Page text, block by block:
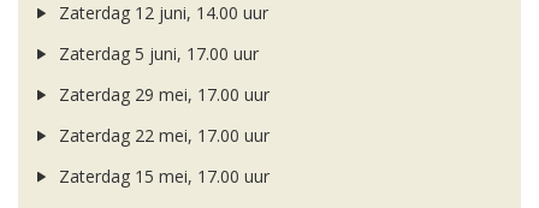
Zaterdag 12 juni, 14.00 uur
Zaterdag 5 juni, 17.00 uur
Zaterdag 29 mei, 17.00 uur
Zaterdag 22 mei, 17.00 uur
Zaterdag 15 mei, 17.00 uur